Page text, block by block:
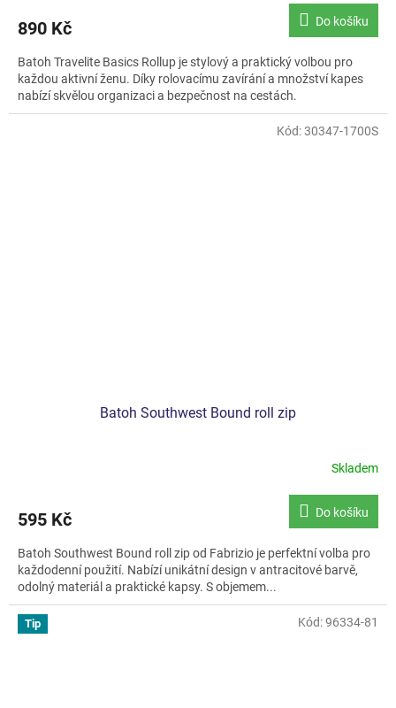
je
z
5
hvězdiček.
890 Kč Do košíku
Batoh Travelite Basics Rollup je stylový a praktický volbou pro
každou aktivní ženu. Díky rolovacímu zavírání a množství kapes
nabízí skvělou organizaci a bezpečnost na cestách.
Batoh Southwest Bound roll zip
Skladem
595 Kč Do košíku
Batoh Southwest Bound roll zip od Fabrizio je perfektní volba pro
každodenní použití. Nabízí unikátní design v antracitové barvě,
odolný materiál a praktické kapsy. S objemem...
Kód:30347-1700S
Tip Kód:96334-81